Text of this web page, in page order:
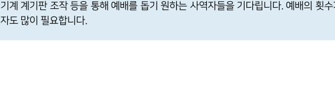
기계 계기판 조작 등을 통해 예배를 돕기 원하는 사역자들을 기다립니다. 예배의 횟
자도 많이 필요합니다.